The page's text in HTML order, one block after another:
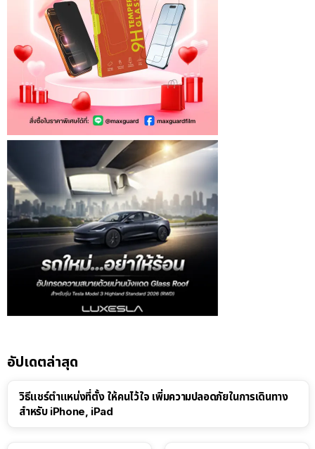
อัปเดตล่าสุด
วิธีแชร์ตำแหน่งที่ตั้ง ให้คนไว้ใจ เพิ่มความปลอดภัยในการเดินทาง
สำหรับ iPhone, iPad